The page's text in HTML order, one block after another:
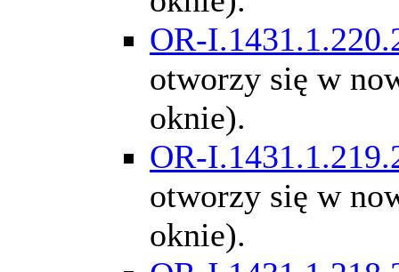
OR-
otworzy się w
oknie).
OR-
otworzy się w
oknie).